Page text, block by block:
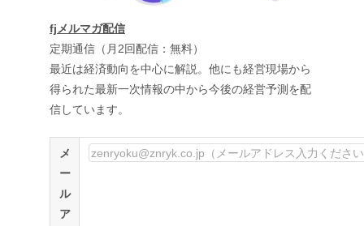
fjメルマガ配信
定期通信（月2回配信：無料）
最近は経済動向を中心に解説。他にも経営現場から
得られた最新一次情報の中から今後の経営予測を配
信しています。
メ
ー
ル
ア